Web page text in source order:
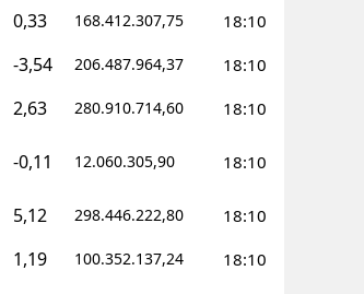
Van
Yozgat
0,33 168.412.307,75 18:10
-3,54 206.487.964,37 18:10
2,63 280.910.714,60 18:10
-0,11 12.060.305,90 18:10
5,12 298.446.222,80 18:10
1,19 100.352.137,24 18:10